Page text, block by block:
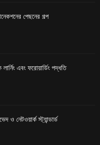
পেছনের গল্প
এবং ফরোয়ার্ডিং পদ্ধতি
ও নেটওয়ার্ক স্ট্যান্ডার্ড